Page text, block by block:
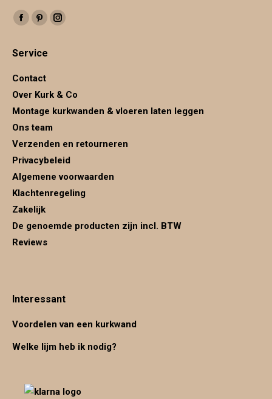
Vind ons op:
Facebook
opens
Pinterest
opens
Instagram
Service
Contact
Over Kurk & Co
Montage kurkwanden & vloeren laten leggen
Ons team
Verzenden en retourneren
Privacybeleid
Algemene voorwaarden
Klachtenregeling
Zakelijk
De genoemde producten zijn incl. BTW
Reviews
Interessant
Voordelen van een kurkwand
Welke lijm heb ik nodig?